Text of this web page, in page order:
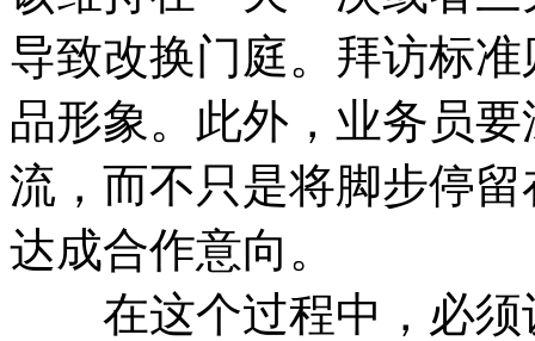
导致改换门庭。拜访标
品形象。此外，业务员
流，而不只是将脚步停
达成合作意向。
在这个过程中，必须